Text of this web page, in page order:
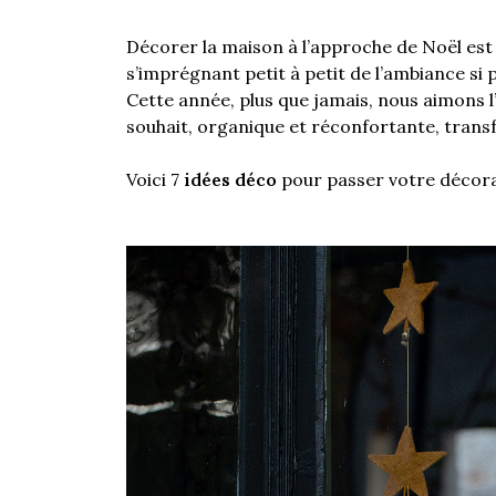
Décorer la maison à l’approche de Noël
s’imprégnant petit à petit de l’ambiance si
Cette année, plus que jamais, nous aimons
souhait, organique et réconfortante,
Voici 7 idées déco pour passer votre